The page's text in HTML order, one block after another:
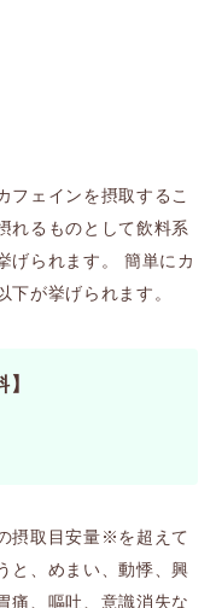
フェインを摂取するこ
れるものとして飲料系
げられます。 簡単にカ
下が挙げられます。
摂取目安量※を超えて
と、めまい、動悸、興
痛、嘔吐、意識消失な